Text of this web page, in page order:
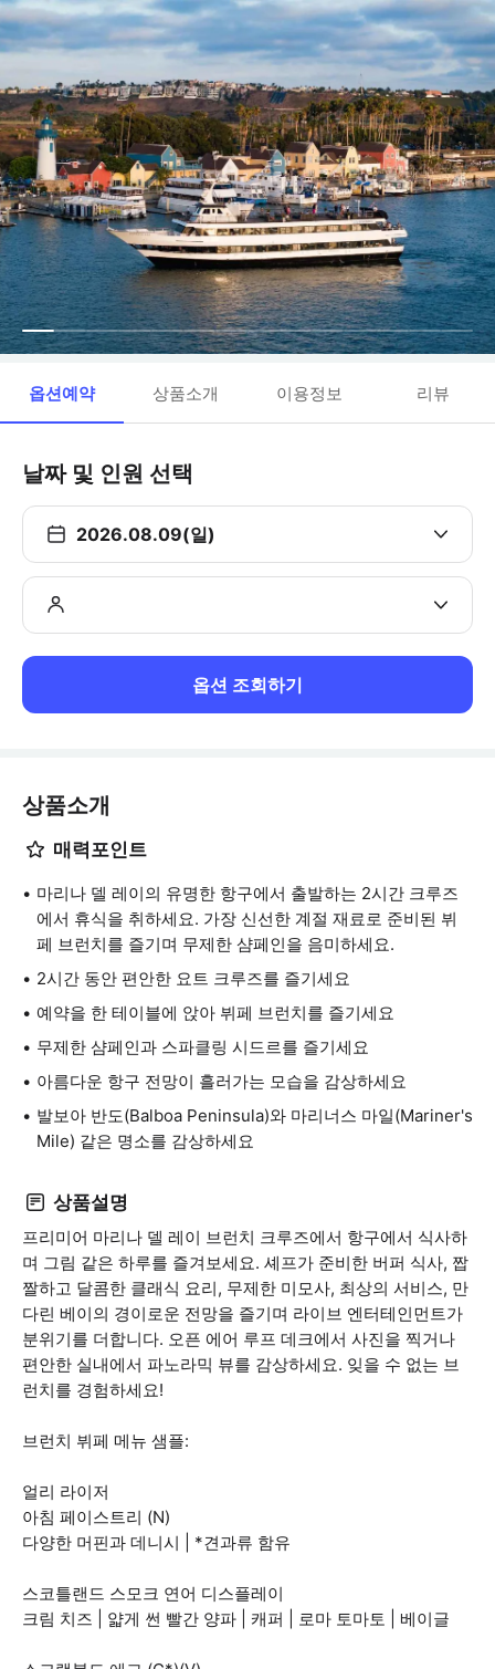
옵션예약 상품소개 이용정보 리뷰
날짜 및 인원 선택
2026.08.09(일)
옵션 조회하기
상품소개
매력포인트
마리나 델 레이의 유명한 항구에서 출발하는 2시간 크루즈
에서 휴식을 취하세요. 가장 신선한 계절 재료로 준비된 뷔
페 브런치를 즐기며 무제한 샴페인을 음미하세요.
2시간 동안 편안한 요트 크루즈를 즐기세요
예약을 한 테이블에 앉아 뷔페 브런치를 즐기세요
무제한 샴페인과 스파클링 시드르를 즐기세요
아름다운 항구 전망이 흘러가는 모습을 감상하세요
발보아 반도(Balboa Peninsula)와 마리너스 마일(Mariner's
Mile) 같은 명소를 감상하세요
상품설명
프리미어 마리나 델 레이 브런치 크루즈에서 항구에서 식사하
며 그림 같은 하루를 즐겨보세요. 셰프가 준비한 버퍼 식사, 짭
짤하고 달콤한 클래식 요리, 무제한 미모사, 최상의 서비스, 만
다린 베이의 경이로운 전망을 즐기며 라이브 엔터테인먼트가
분위기를 더합니다. 오픈 에어 루프 데크에서 사진을 찍거나
편안한 실내에서 파노라믹 뷰를 감상하세요. 잊을 수 없는 브
런치를 경험하세요!
브런치 뷔페 메뉴 샘플:
얼리 라이저
아침 페이스트리 (N)
다양한 머핀과 데니시 | *견과류 함유
스코틀랜드 스모크 연어 디스플레이
크림 치즈 | 얇게 썬 빨간 양파 | 캐퍼 | 로마 토마토 | 베이글